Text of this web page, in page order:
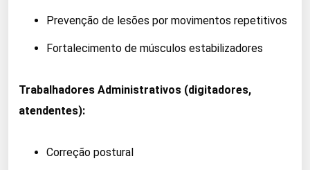
Prevenção de lesões por movimentos repetitivos
Fortalecimento de músculos estabilizadores
Trabalhadores Administrativos (digitadores,
atendentes):
Correção postural